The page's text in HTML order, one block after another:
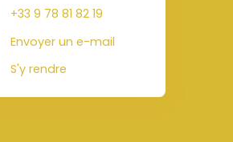
+33 9 78 81 82 19
Envoyer un e-mail
S'y rendre